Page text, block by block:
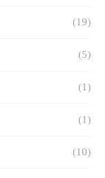
(19)
(5)
(1)
(1)
(10)